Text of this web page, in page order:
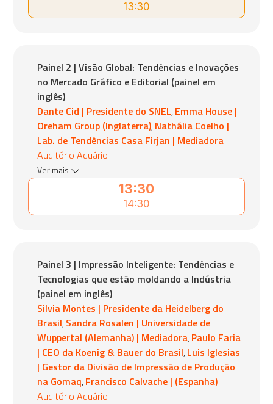
13:30
13:30
14:30
Painel 2 | Visão Global: Tendências e Inovações
no Mercado Gráfico e Editorial (painel em
inglês)
Dante Cid | Presidente do SNEL,Emma House |
Oreham Group (Inglaterra),Nathália Coelho |
Lab. de Tendências Casa Firjan | Mediadora
Auditório Aquário
Ver mais
Painel 3 | Impressão Inteligente: Tendências e
Tecnologias que estão moldando a Indústria
(painel em inglês)
Silvia Montes | Presidente da Heidelberg do
Brasil,Sandra Rosalen | Universidade de
Wuppertal (Alemanha) | Mediadora,Paulo Faria
| CEO da Koenig & Bauer do Brasil,Luis Iglesias
| Gestor da Divisão de Impressão de Produção
na Gomaq,Francisco Calvache | (Espanha)
Auditório Aquário